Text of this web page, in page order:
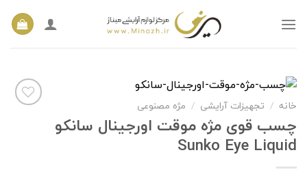
خانه / تجهیزات آرایشی / مژه مصنوعی
چسب قوی مژه موقت اورجینال سانکو
Sunko Eye Liquid